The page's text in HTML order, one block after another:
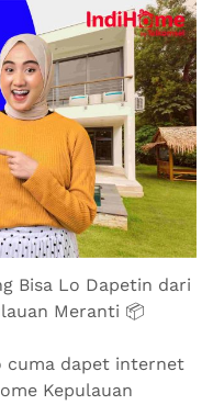
Bisa Lo Dapetin dari
Meranti 📦
cuma dapet internet
Kepulauan